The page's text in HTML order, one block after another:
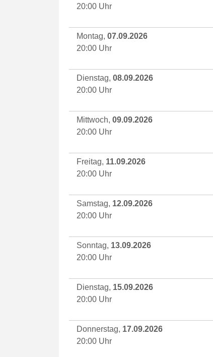
20:00 Uhr
Montag, 07.09.2026
20:00 Uhr
Dienstag, 08.09.2026
20:00 Uhr
Mittwoch, 09.09.2026
20:00 Uhr
Freitag, 11.09.2026
20:00 Uhr
Samstag, 12.09.2026
20:00 Uhr
Sonntag, 13.09.2026
20:00 Uhr
Dienstag, 15.09.2026
20:00 Uhr
Donnerstag, 17.09.2026
20:00 Uhr